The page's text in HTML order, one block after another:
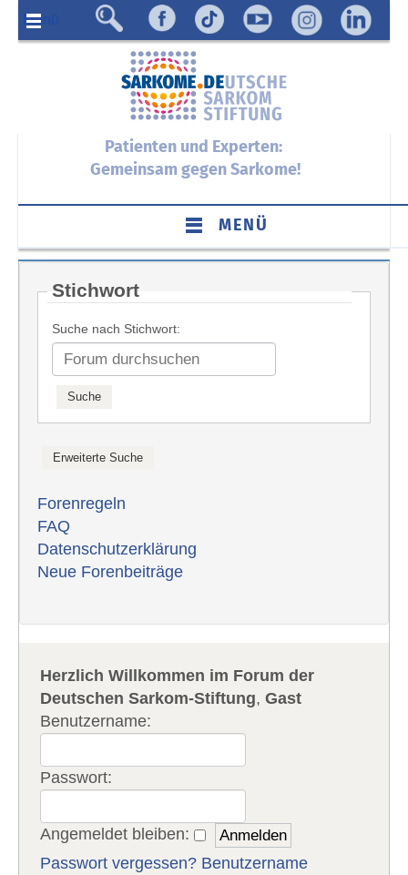
Menü
Patienten und Experten:
Gemeinsam gegen Sarkome!
MENÜ
Stichwort
Suche nach Stichwort:
Forenregeln
FAQ
Datenschutzerklärung
Neue Forenbeiträge
Herzlich Willkommen im Forum der
Deutschen Sarkom-Stiftung,Gast
Benutzername:
Passwort:
Angemeldet bleiben:
Passwort vergessen? Benutzername